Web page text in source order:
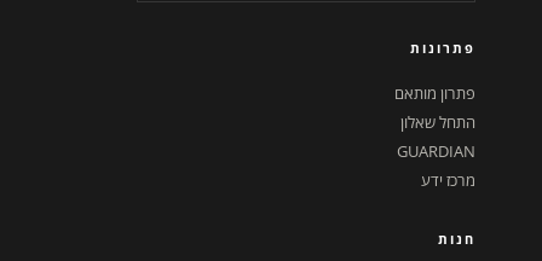
פתרונות
פתרון מותאם
התחל שאלון
GUARDIAN
מרכז ידע
חנות